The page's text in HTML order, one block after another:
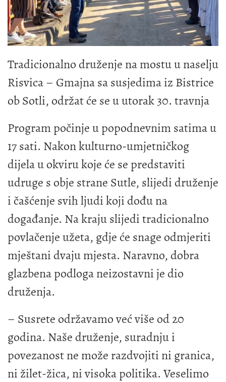
Tradicionalno druženje na mostu u naselju
Risvica – Gmajna sa susjedima iz Bistrice
ob Sotli, održat će se u utorak 30. travnja
Program počinje u popodnevnim satima u
17 sati. Nakon kulturno-umjetničkog
dijela u okviru koje će se predstaviti
udruge s obje strane Sutle, slijedi druženje
i čašćenje svih ljudi koji dođu na
događanje. Na kraju slijedi tradicionalno
povlačenje užeta, gdje će snage odmjeriti
mještani dvaju mjesta. Naravno, dobra
glazbena podloga neizostavni je dio
druženja.
– Susrete održavamo već više od 20
godina. Naše druženje, suradnju i
povezanost ne može razdvojiti ni granica,
ni žilet-žica, ni visoka politika. Veselimo